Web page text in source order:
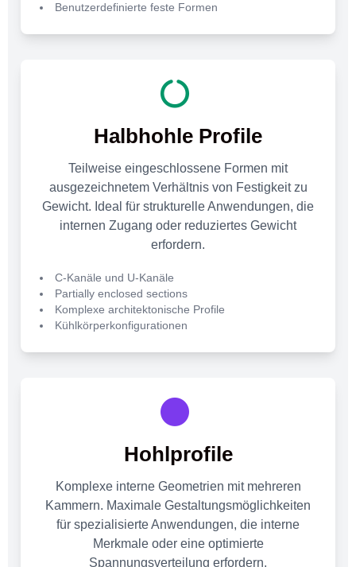
Benutzerdefinierte feste Formen
Halbhohle Profile
Teilweise eingeschlossene Formen mit
ausgezeichnetem Verhältnis von Festigkeit zu
Gewicht. Ideal für strukturelle Anwendungen, die
internen Zugang oder reduziertes Gewicht
erfordern.
C-Kanäle und U-Kanäle
Partially enclosed sections
Komplexe architektonische Profile
Kühlkörperkonfigurationen
Hohlprofile
Komplexe interne Geometrien mit mehreren
Kammern. Maximale Gestaltungsmöglichkeiten
für spezialisierte Anwendungen, die interne
Merkmale oder eine optimierte
Spannungsverteilung erfordern.